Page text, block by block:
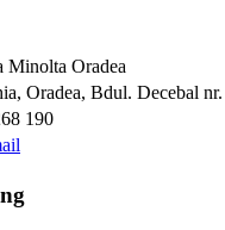
Minolta Oradea
Oradea, Bdul. Decebal
190